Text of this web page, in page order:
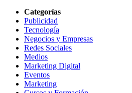
Categorías
Publicidad
Tecnología
Negocios y Empresas
Redes Sociales
Medios
Marketing Digital
Eventos
Marketing